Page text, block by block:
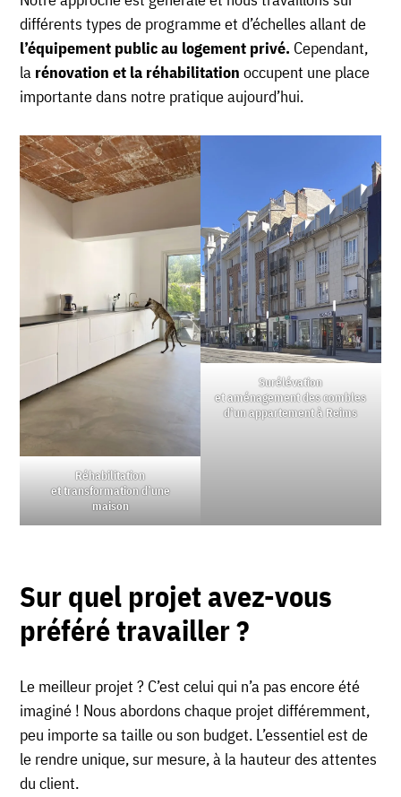
différents types de programme et d’échelles allant de
l’équipement public au logement privé. Cependant,
la rénovation et la réhabilitation occupent une place
importante dans notre pratique aujourd’hui.
Réhabilitation
et transformation d’une
maison
Surélévation
et aménagement des combles
d’un appartement à Reims
Sur quel projet avez-vous
préféré travailler ?
Le meilleur projet ? C’est celui qui n’a pas encore été
imaginé ! Nous abordons chaque projet différemment,
peu importe sa taille ou son budget. L’essentiel est de
le rendre unique, sur mesure, à la hauteur des attentes
du client.